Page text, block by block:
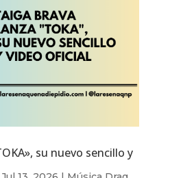
su nuevo sencillo y